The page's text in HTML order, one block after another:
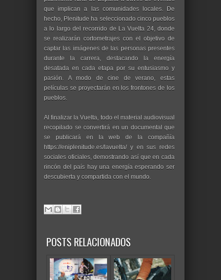
que implican a las comunidades locales. De
hecho, Plenitude ha seleccionado cinco pueblos
a lo largo del recorrido de La Vuelta 24, donde
se realizarán cortometrajes con el objetivo de
captar las imágenes de las personas presentes
durante la carrera, destacando la energía
desatada en cada etapa por su entusiasmo y
pasión. A modo de cine de verano, estas
películas se proyectarán en los frontones de los
pueblos.
Al finalizar la Vuelta, todo el material audiovisual
recopilado se convertirá en un documental que
se publicará en la web de la compañía
https://eniplenitude.es/lavuelta/ y en sus redes
sociales oficiales, demostrando así que en cada
rincón del país hay una energía esperando ser
descubierta y compartida con el mundo.
POSTS RELACIONADOS